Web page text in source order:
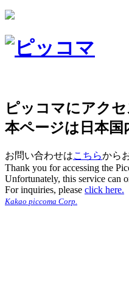
ピッコマにアク
本ページは日本国
お問い合わせはこちらから
Thank you for accessing the
Unfortunately, this service can
For inquiries, please click here.
Kakao piccoma Corp.